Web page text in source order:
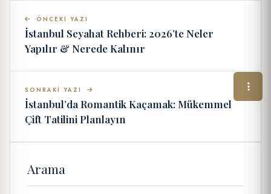
ÖNCEKI YAZI
İstanbul Seyahat Rehberi: 2026’te Neler
Yapılır & Nerede Kalınır
SONRAKI YAZI
İstanbul’da Romantik Kaçamak: Mükemmel
Çift Tatilini Planlayın
Arama